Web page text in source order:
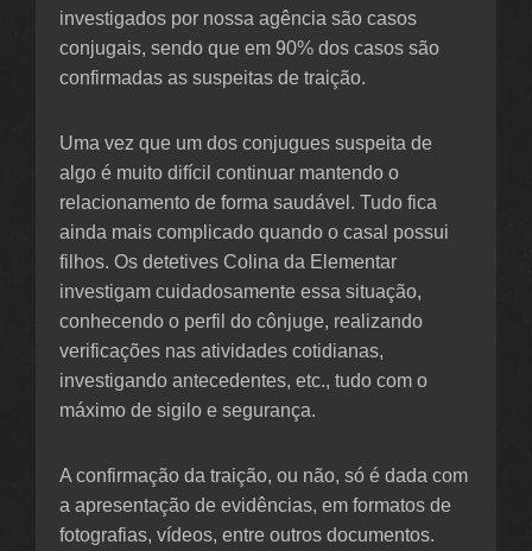
investigados por nossa agência são casos
conjugais, sendo que em 90% dos casos são
confirmadas as suspeitas de traição.
Uma vez que um dos conjugues suspeita de
algo é muito difícil continuar mantendo o
relacionamento de forma saudável. Tudo fica
ainda mais complicado quando o casal possui
filhos. Os detetives Colina da Elementar
investigam cuidadosamente essa situação,
conhecendo o perfil do cônjuge, realizando
verificações nas atividades cotidianas,
investigando antecedentes, etc., tudo com o
máximo de sigilo e segurança.
A confirmação da traição, ou não, só é dada com
a apresentação de evidências, em formatos de
fotografias, vídeos, entre outros documentos.